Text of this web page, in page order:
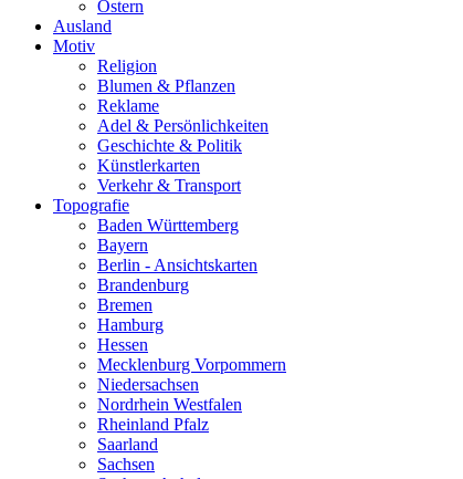
Ostern
Ausland
Motiv
Religion
Blumen & Pflanzen
Reklame
Adel & Persönlichkeiten
Geschichte & Politik
Künstlerkarten
Verkehr & Transport
Topografie
Baden Württemberg
Bayern
Berlin - Ansichtskarten
Brandenburg
Bremen
Hamburg
Hessen
Mecklenburg Vorpommern
Niedersachsen
Nordrhein Westfalen
Rheinland Pfalz
Saarland
Sachsen